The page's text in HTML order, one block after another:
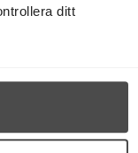
ditt